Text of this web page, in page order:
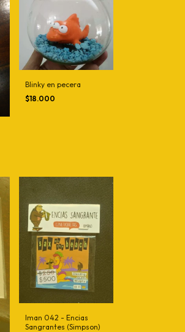
Blinky en pecera
$18.000
Iman 042 - Encias
Sangrantes (Simpson)